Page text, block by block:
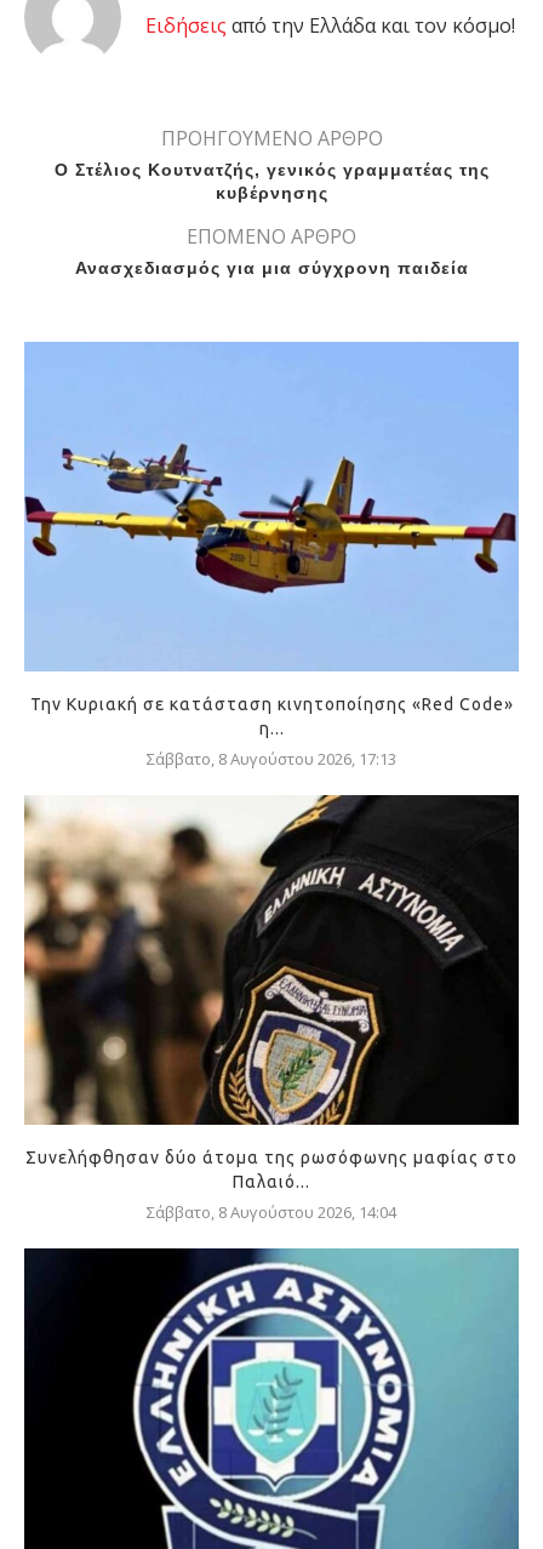
Eιδήσεις από την Ελλάδα και τον κόσμο!
ΠΡΟΗΓΟΥΜΕΝΟ ΑΡΘΡΟ
Ο Στέλιος Κουτνατζής, γενικός γραμματέας της
κυβέρνησης
ΕΠΟΜΕΝΟ ΑΡΘΡΟ
Ανασχεδιασμός για μια σύγχρονη παιδεία
Την Κυριακή σε κατάσταση κινητοποίησης «Red Code»
η...
Σάββατο, 8 Αυγούστου 2026, 17:13
Συνελήφθησαν δύο άτομα της ρωσόφωνης μαφίας στο
Παλαιό...
Σάββατο, 8 Αυγούστου 2026, 14:04